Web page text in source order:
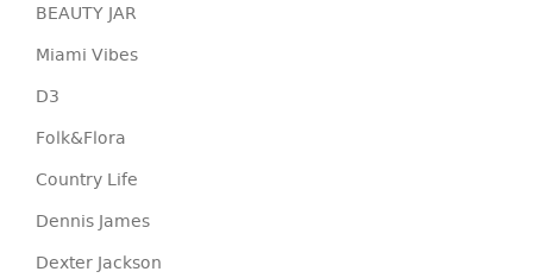
BEAUTY JAR
Miami Vibes
D3
Folk&Flora
Country Life
Dennis James
Dexter Jackson